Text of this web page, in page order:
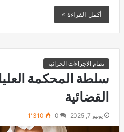
أكمل القراءة »
نظام الاجراءات الجزائيه
سلطة المحكمة
القضائية
يونيو 7, 2025 0 1٬310